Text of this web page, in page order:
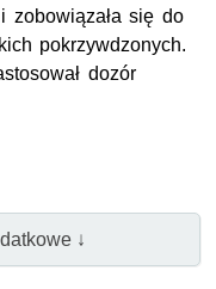
się do
pokrzywdzonych.
dozór
↓